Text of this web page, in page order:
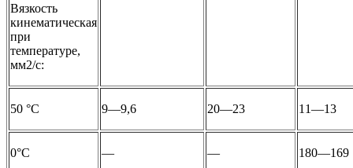
Вязкость
кинематическая
при
температуре,
мм2/с:
50 °С 9—9,6 20—23 11—13
0°С — — 180—169